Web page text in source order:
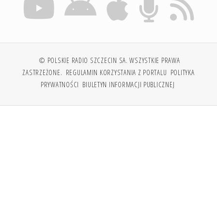
© POLSKIE RADIO SZCZECIN SA. WSZYSTKIE PRAWA
ZASTRZEŻONE. REGULAMIN KORZYSTANIA Z PORTALU POLITYKA
PRYWATNOŚCI BIULETYN INFORMACJI PUBLICZNEJ